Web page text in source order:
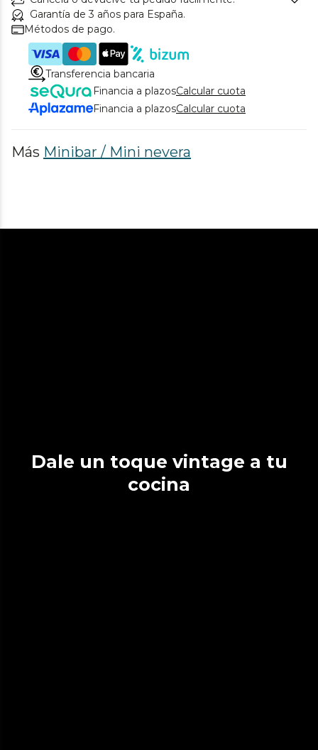
Garantía de 3 años para España.
Métodos de pago.
Transferencia bancaria
Financia a plazosCalcular cuota
Financia a plazosCalcular cuota
Más Minibar / Mini nevera
Dale un toque vintage a tu
cocina